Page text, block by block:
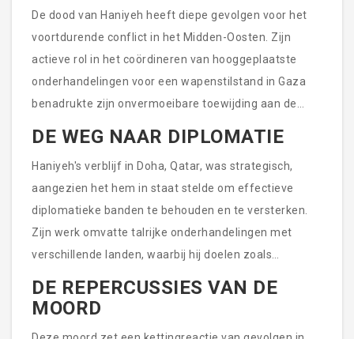
het wereldtoneel een krachtige aanwezigheid te
voelen. Hij stond bekend om zijn vurige toespraken,
die weerklank vonden over de hele Arabische wereld,
en zijn vermogen om voortdurende financiële steun te
verzekeren voor de doelstellingen van Hamas.
De dood van Haniyeh heeft diepe gevolgen voor het
voortdurende conflict in het Midden-Oosten. Zijn
actieve rol in het coördineren van hooggeplaatste
onderhandelingen voor een wapenstilstand in Gaza
benadrukte zijn onvermoeibare toewijding aan de
organisatie op de lange termijn destabiliseert. Eerdere
incidenten hebben aangetoond dat Hamas veerkracht
toont in het blijven opereren ondanks de eliminatie
van zowel politieke als militaire leiders.
DE WEG NAAR DIPLOMATIE
Haniyeh's verblijf in Doha, Qatar, was strategisch,
aangezien het hem in staat stelde om effectieve
diplomatieke banden te behouden en te versterken.
Zijn werk omvatte talrijke onderhandelingen met
verschillende landen, waarbij hij doelen zoals
wapenstilstanden nastreefde. De invloed van Qatar
DE REPERCUSSIES VAN DE
MOORD